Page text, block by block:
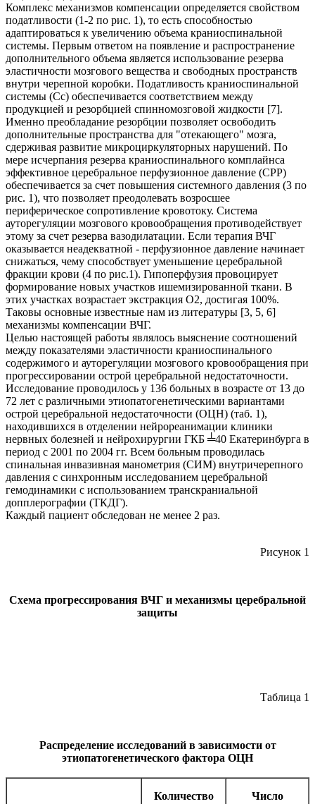
Комплекс механизмов компенсации определяется свойством
податливости (1-2 по рис. 1), то есть способностью
адаптироваться к увеличению объема краниоспинальной
системы. Первым ответом на появление и распространение
дополнительного объема является использование резерва
эластичности мозгового вещества и свободных пространств
внутри черепной коробки. Податливость краниоспинальной
системы (Сс) обеспечивается соответствием между
продукцией и резорбцией спинномозговой жидкости [7].
Именно преобладание резорбции позволяет освободить
дополнительные пространства для "отекающего" мозга,
сдерживая развитие микроциркуляторных нарушений. По
мере исчерпания резерва краниоспинального комплайнса
эффективное церебральное перфузионное давление (СРР)
обеспечивается за счет повышения системного давления (3 по
рис. 1), что позволяет преодолевать возросшее
периферическое сопротивление кровотоку. Система
ауторегуляции мозгового кровообращения противодействует
этому за счет резерва вазодилатации. Если терапия ВЧГ
оказывается неадекватной - перфузионное давление начинает
снижаться, чему способствует уменьшение церебральной
фракции крови (4 по рис.1). Гипоперфузия провоцирует
формирование новых участков ишемизированной ткани. В
этих участках возрастает экстракция О2, достигая 100%.
Таковы основные известные нам из литературы [3, 5, 6]
механизмы компенсации ВЧГ.
Целью настоящей работы являлось выяснение соотношений
между показателями эластичности краниоспинального
содержимого и ауторегуляции мозгового кровообращения при
прогрессировании острой церебральной недостаточности.
Исследование проводилось у 136 больных в возрасте от 13 до
72 лет с различными этиопатогенетическими вариантами
острой церебральной недостаточности (ОЦН) (таб. 1),
находившихся в отделении нейрореанимации клиники
нервных болезней и нейрохирургии ГКБ ╧40 Екатеринбурга в
период с 2001 по 2004 гг. Всем больным проводилась
спинальная инвазивная манометрия (СИМ) внутричерепного
давления с синхронным исследованием церебральной
гемодинамики с использованием транскраниальной
допплерографии (ТКДГ).
Каждый пациент обследован не менее 2 раз.
Рисунок 1
Схема прогрессирования ВЧГ и механизмы церебральной
защиты
Таблица 1
Распределение исследований в зависимости от
этиопатогенетического фактора ОЦН
Количество
Число